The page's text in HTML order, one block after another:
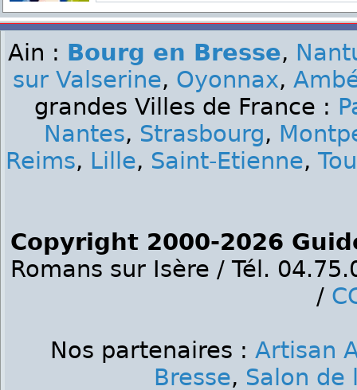
Ain : Bourg en Bresse,
sur Valserine, Oyonnax,
grandes Villes de France :
Nantes, Strasbourg,
Reims, Lille, Saint-Etienne,
Copyright 2000-2026
Romans sur Isère / Tél.
/
Nos partenaires : Artisan
Bresse, Salon de